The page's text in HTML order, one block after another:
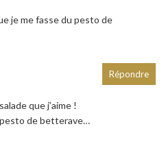
je me fasse du pesto de
que j’aime !
de betterave…
Répondre